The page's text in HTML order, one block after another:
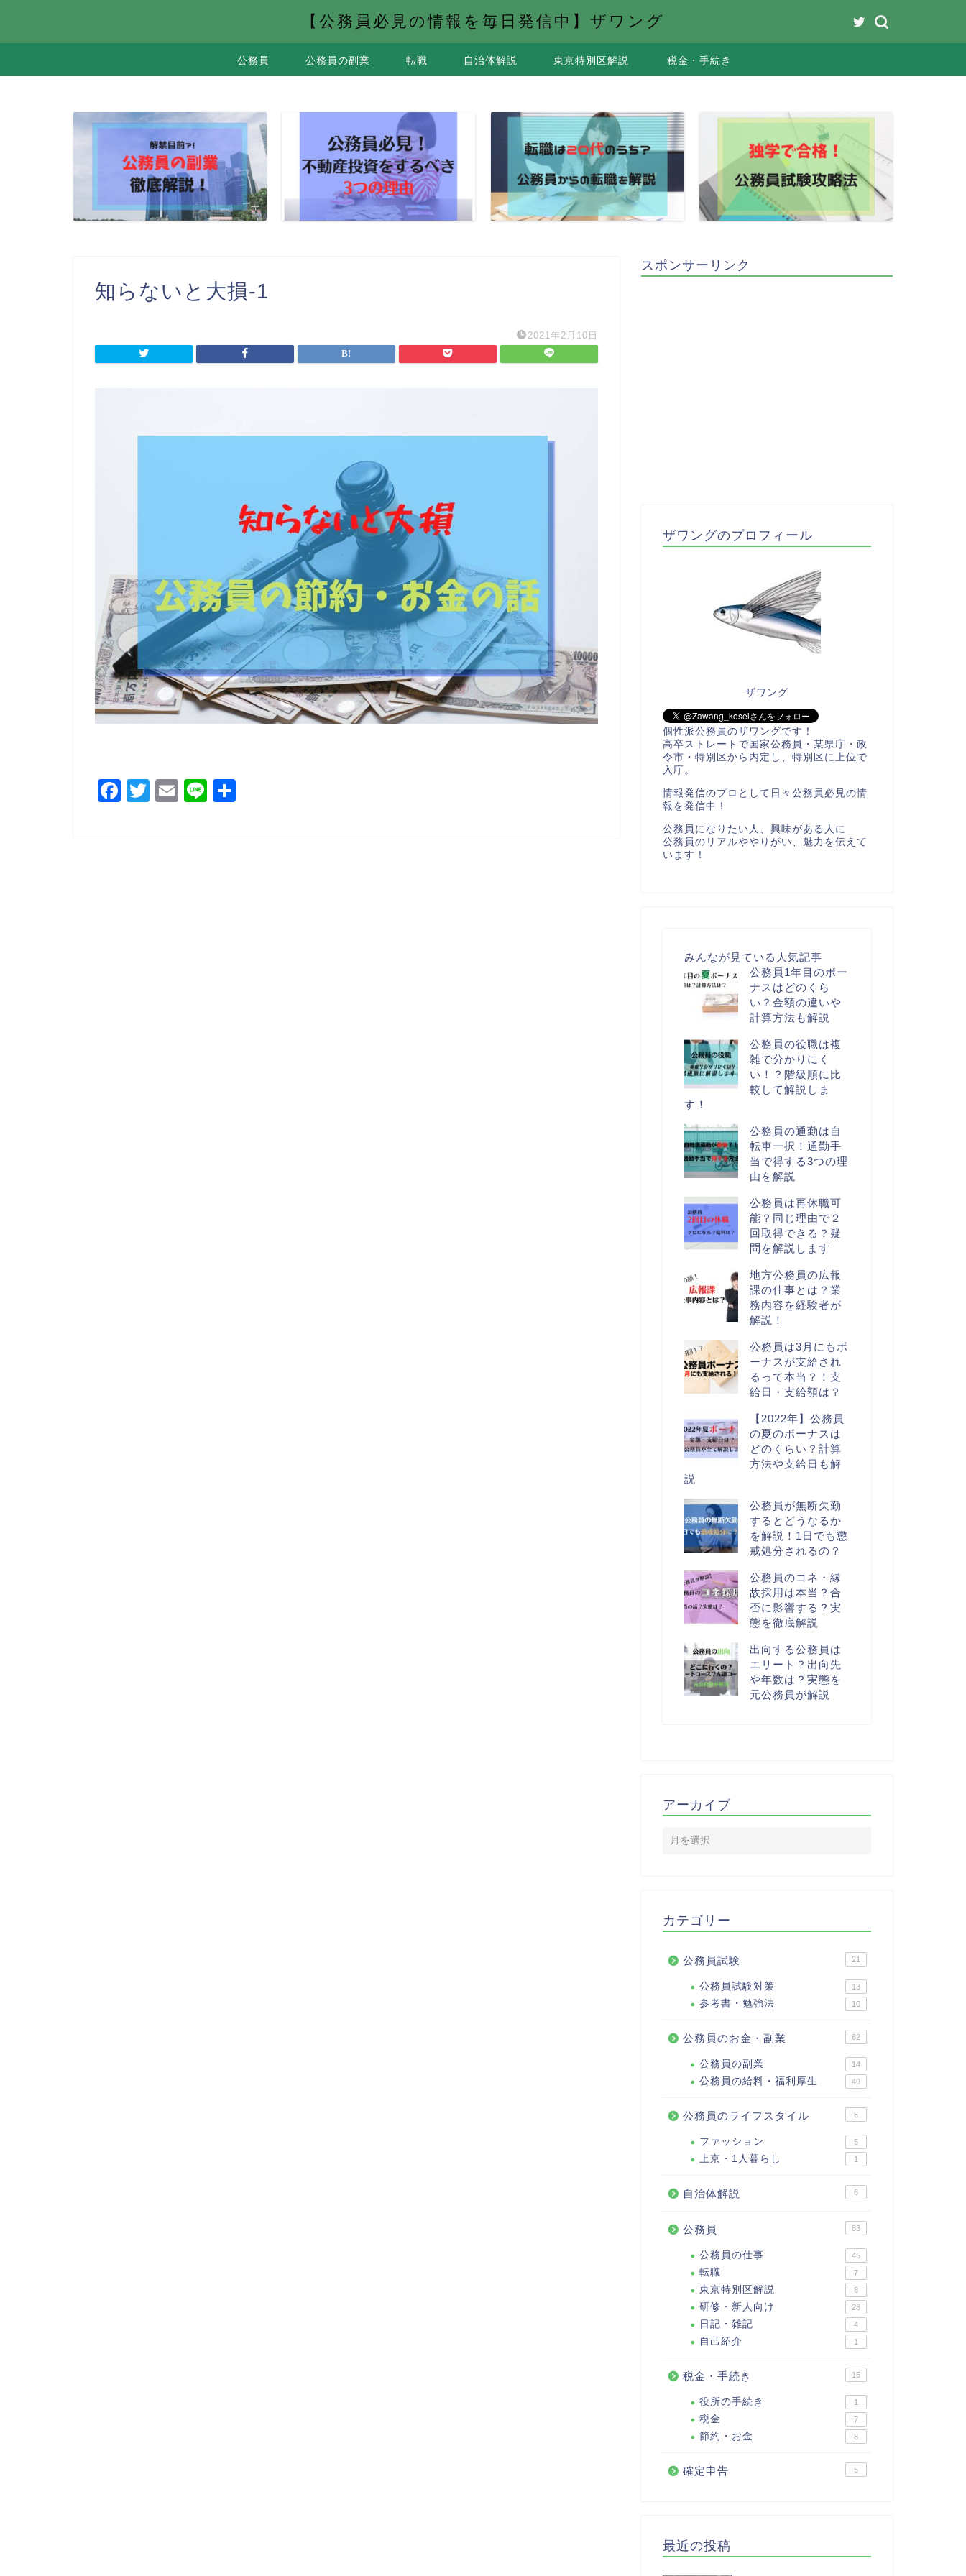
【公務員必見の情報を毎日発信中】ザワング
公務員 公務員の副業 転職 自治体解説 東京特別区解説 税金・手続き
知らないと大損-1
2021年2月10日
F
T
E
Li
スポンサーリンク
ザワングのプロフィール
ザワング
個性派公務員のザワングです！
高卒ストレートで国家公務員・某県庁・政
令市・特別区から内定し、特別区に上位で
入庁。
情報発信のプロとして日々公務員必見の情
報を発信中！
公務員になりたい人、興味がある人に
公務員のリアルややりがい、魅力を伝えて
います！
みんなが見ている人気記事
公務員1年目のボー
ナスはどのくら
い？金額の違いや
計算方法も解説
公務員の役職は複
雑で分かりにく
い！？階級順に比
較して解説しま
す！
公務員の通勤は自
転車一択！通勤手
当で得する3つの理
由を解説
公務員は再休職可
能？同じ理由で２
回取得できる？疑
問を解説します
地方公務員の広報
課の仕事とは？業
務内容を経験者が
解説！
公務員は3月にもボ
ーナスが支給され
るって本当？！支
給日・支給額は？
【2022年】公務員
の夏のボーナスは
どのくらい？計算
方法や支給日も解
説
公務員が無断欠勤
するとどうなるか
を解説！1日でも懲
戒処分されるの？
公務員のコネ・縁
故採用は本当？合
否に影響する？実
態を徹底解説
出向する公務員は
エリート？出向先
や年数は？実態を
元公務員が解説
アーカイブ
カテゴリー
公務員試験 21
公務員試験対策 13
参考書・勉強法 10
公務員のお金・副業 62
公務員の副業 14
公務員の給料・福利厚生 49
公務員のライフスタイル 6
ファッション 5
上京・1人暮らし 1
自治体解説 6
公務員 83
公務員の仕事 45
転職 7
東京特別区解説 8
研修・新人向け 28
日記・雑記 4
自己紹介 1
税金・手続き 15
役所の手続き 1
税金 7
節約・お金 8
確定申告 5
最近の投稿